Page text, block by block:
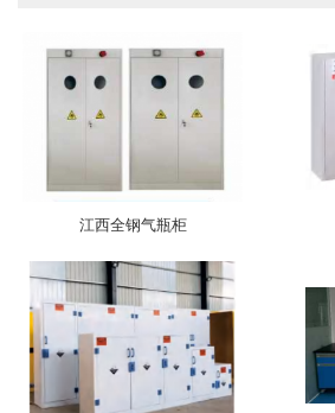
江西全钢气瓶柜